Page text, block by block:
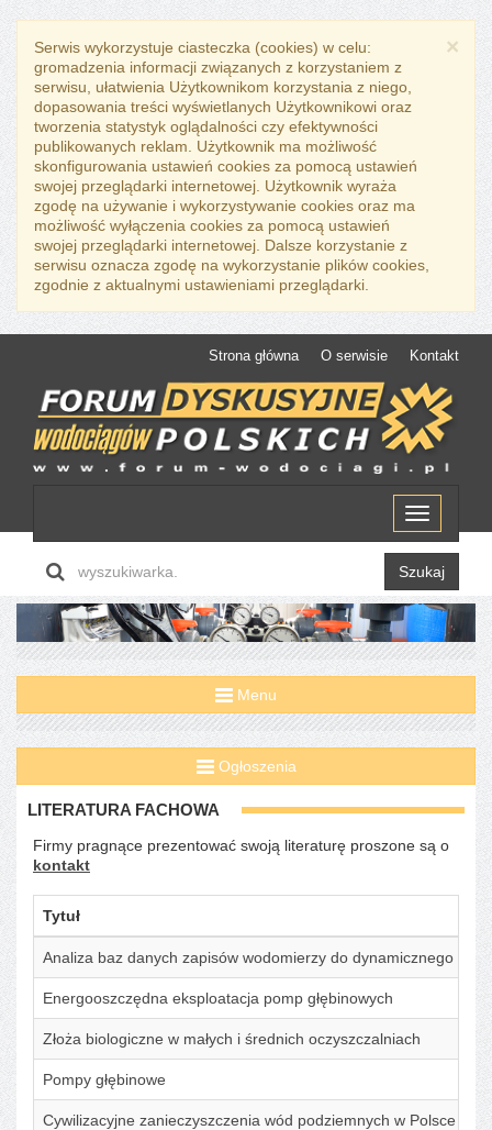
×
Serwis wykorzystuje ciasteczka (cookies) w celu:
gromadzenia informacji związanych z korzystaniem z
serwisu, ułatwienia Użytkownikom korzystania z niego,
dopasowania treści wyświetlanych Użytkownikowi oraz
tworzenia statystyk oglądalności czy efektywności
publikowanych reklam. Użytkownik ma możliwość
skonfigurowania ustawień cookies za pomocą ustawień
swojej przeglądarki internetowej. Użytkownik wyraża
zgodę na używanie i wykorzystywanie cookies oraz ma
możliwość wyłączenia cookies za pomocą ustawień
swojej przeglądarki internetowej. Dalsze korzystanie z
serwisu oznacza zgodę na wykorzystanie plików cookies,
zgodnie z aktualnymi ustawieniami przeglądarki.
Strona główna O serwisie Kontakt
Menu
Szukaj
Menu
Ogłoszenia
LITERATURA FACHOWA
Firmy pragnące prezentować swoją literaturę proszone są o
kontakt
Tytuł
Analiza baz danych zapisów wodomierzy do dynamicznego
Energooszczędna eksploatacja pomp głębinowych
Złoża biologiczne w małych i średnich oczyszczalniach
Pompy głębinowe
Cywilizacyjne zanieczyszczenia wód podziemnych w Polsce